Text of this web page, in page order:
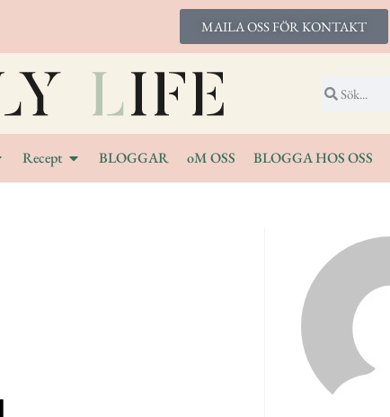
MAILA OSS FÖR KONTAKT
Recept BLOGGAR oM OSS BLOGGA HOS OSS